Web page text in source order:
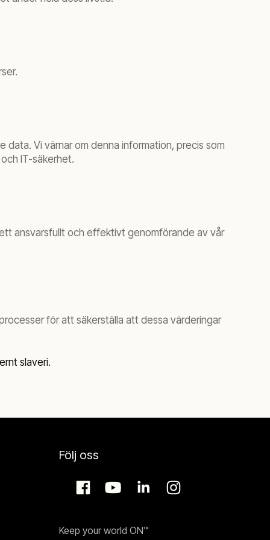
Vi värnar om denna information, precis som
IT-säkerhet.
ansvarsfullt och effektivt genomförande av vår
för att säkerställa att dessa värderingar
slaveri.
Följ oss
Keep your world ON™